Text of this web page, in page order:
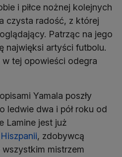
i piłce nożnej kolejnych
czysta radość, z której
Patrząc na jego
najwięksi artyści futbolu.
tej opowieści odegra
Yamala poszły
ledwie dwa i pół roku od
Lamine jest już
Hiszpanii, zdobywcą
mistrzem